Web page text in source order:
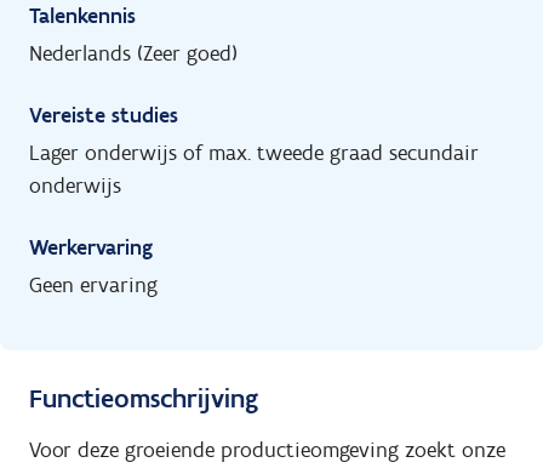
Talenkennis
Nederlands (Zeer goed)
Vereiste studies
Lager onderwijs of max. tweede graad secundair
onderwijs
Werkervaring
Geen ervaring
Functieomschrijving
Voor deze groeiende productieomgeving zoekt onze